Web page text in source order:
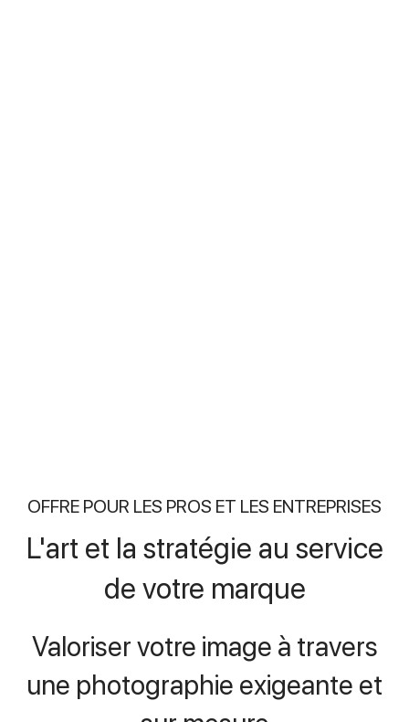
OFFRE POUR LES PROS ET LES ENTREPRISES
L'art et la stratégie au service
de votre marque
Valoriser votre image à travers
une photographie exigeante et